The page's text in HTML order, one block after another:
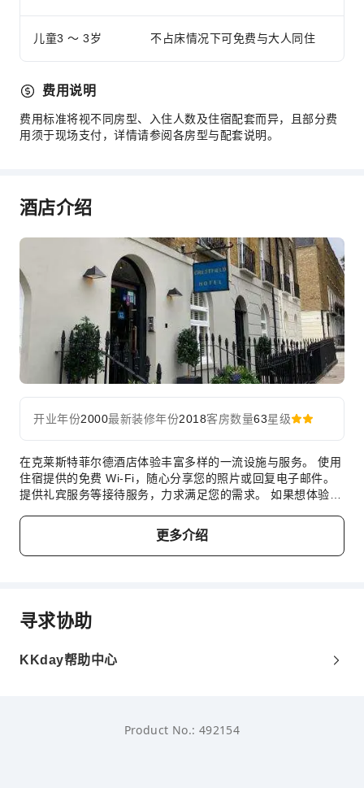
儿童3 ～ 3岁 不占床情况下可免费与大人同住
费用说明
费用标准将视不同房型、入住人数及住宿配套而异，且部分费
用须于现场支付，详情请参阅各房型与配套说明。
酒店介绍
开业年份2000最新装修年份2018客房数量63星级
在克莱斯特菲尔德酒店体验丰富多样的一流设施与服务。 使用
住宿提供的免费 Wi-Fi，随心分享您的照片或回复电子邮件。
提供礼宾服务等接待服务，力求满足您的需求。 如果想体验城
放松吗？克莱斯特菲尔德酒店提供客房送餐服务等无障碍设
施，让您充分享受旅行时光。 出于健康考虑，整个住宿范围内
严禁吸烟。 对于想要吸烟的客人，您可前往指定吸烟区吸烟。
纸或电视等室内娱乐设施，为客人提供愉快的入住体验。 请放
心，在一些特定的客房中，您可以找到冲泡咖啡或茶所需的器
为您提供便利。 您可以在住宿内的咖啡厅品尝优质咖啡，体验
更多介绍
寻求协助
KKday帮助中心
Product No.: 492154